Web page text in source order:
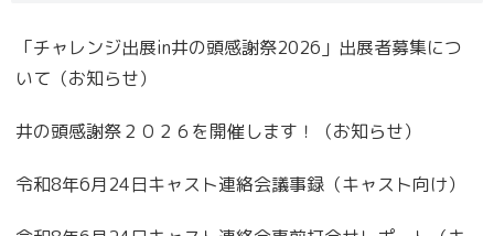
「チャレンジ出展in井の頭感謝祭2026」出展者募集につ
いて（お知らせ）
井の頭感謝祭２０２６を開催します！（お知らせ）
令和8年6月24日キャスト連絡会議事録（キャスト向け）